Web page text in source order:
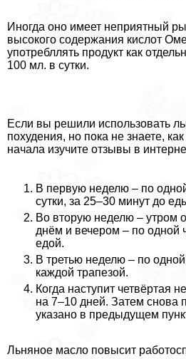
Иногда оно имеет неприятный
высокого содержания кислот
употрeбллять продукт как
100 мл. в сутки.
Если вы решили использовать
похудения, но пока не знаете,
начала изучите отзывы в
В первую неделю – по
сутки, за 25–30 минут до
Во вторую неделю – утром
днём и вечером – по одной
едой.
В третью неделю – по
каждой трапезой.
Когда наступит четвёртая
на 7–10 дней. Затем снова
указано в предыдущем
Льняное масло повысит